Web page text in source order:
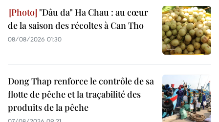
"Dâu da" Ha Chau : au cœur
de la saison des récoltes à Can Tho
08/08/2026 01:30
Dong Thap renforce le contrôle de sa
flotte de pêche et la traçabilité des
produits de la pêche